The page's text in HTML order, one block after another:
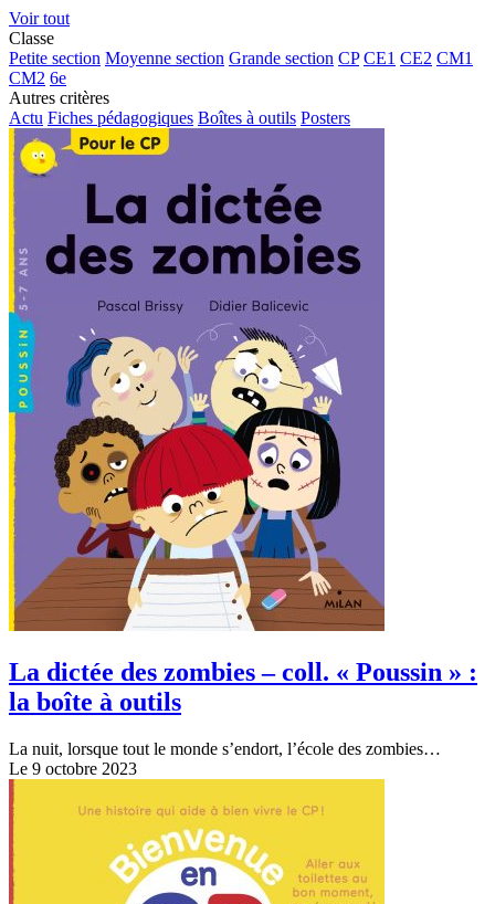
Voir tout
Classe
Petite section Moyenne section Grande section CP CE1 CE2 CM1
CM2 6e
Autres critères
Actu Fiches pédagogiques Boîtes à outils Posters
La dictée des zombies – coll. « Poussin » :
la boîte à outils
La nuit, lorsque tout le monde s’endort, l’école des zombies…
Le 9 octobre 2023